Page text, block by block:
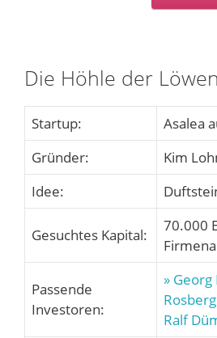
Die Höhle der Löwen
Startup:
Asalea
Gründer:
Kim
Idee:
Gesuchtes Kapital:
70.000
Passende
Investoren:
»
Rosberg
Ralf